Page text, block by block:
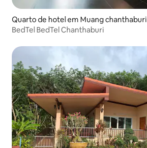
Quarto de hotel em Muang chanthaburi
BedTel BedTel Chanthaburi